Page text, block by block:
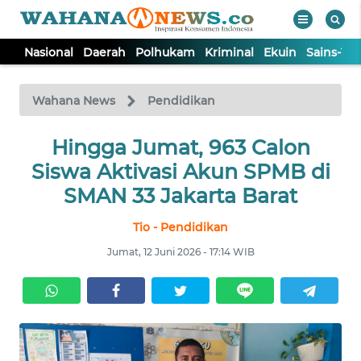
Nasional Daerah Polhukam Kriminal Ekuin Sains-
Wahana News Pendidikan
Hingga Jumat, 963 Calon
Siswa Aktivasi Akun SPMB di
SMAN 33 Jakarta Barat
Tio - Pendidikan
Jumat, 12 Juni 2026 - 17:14 WIB
TV
Tutup
NASIONAL
DAERAH
KRIMINAL
EKUIN